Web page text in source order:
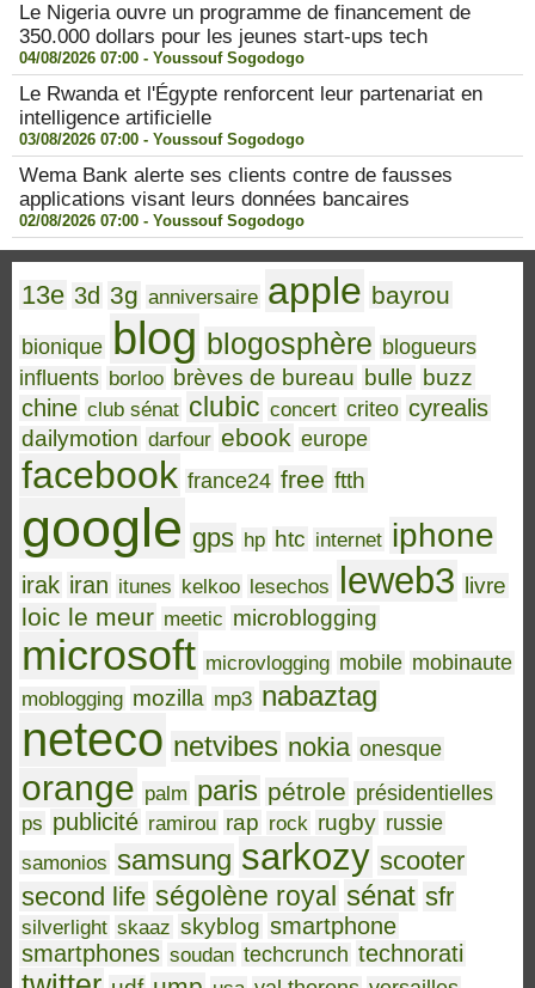
Le Nigeria ouvre un programme de financement de
350.000 dollars pour les jeunes start-ups tech
04/08/2026 07:00 - Youssouf Sogodogo
Le Rwanda et l'Égypte renforcent leur partenariat en
intelligence artificielle
03/08/2026 07:00 - Youssouf Sogodogo
Wema Bank alerte ses clients contre de fausses
applications visant leurs données bancaires
02/08/2026 07:00 - Youssouf Sogodogo
13e 3d 3g anniversaire apple bayrou
bionique blog blogosphère blogueurs
influents borloo brèves de bureau bulle buzz
chine club sénat clubic concert criteo cyrealis
dailymotion darfour ebook europe
facebook france24 free ftth
google gps hp htc internet iphone
irak iran itunes kelkoo lesechos leweb3 livre
loic le meur meetic microblogging
microsoft microvlogging mobile mobinaute
moblogging mozilla mp3 nabaztag
neteco netvibes nokia onesque
orange palm paris pétrole présidentielles
ps publicité ramirou rap rock rugby russie
samonios samsung sarkozy scooter
second life ségolène royal sénat sfr
silverlight skaaz skyblog smartphone
smartphones soudan techcrunch technorati